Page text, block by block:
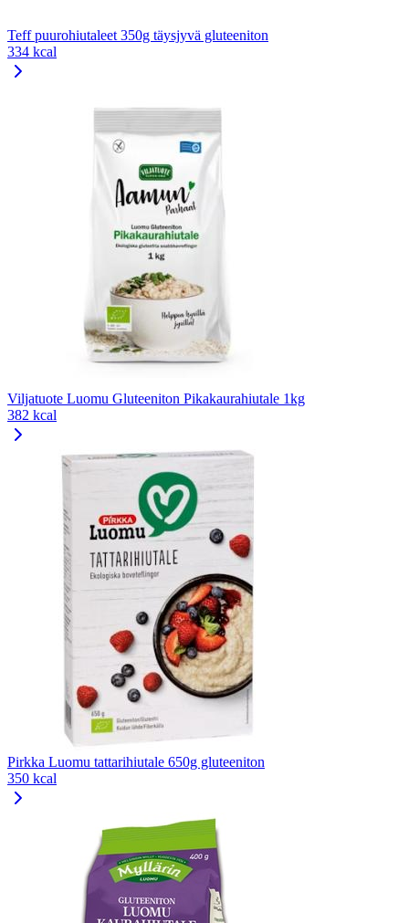
Teff puurohiutaleet 350g täysjyvä gluteeniton
334 kcal
Viljatuote Luomu Gluteeniton Pikakaurahiutale 1kg
382 kcal
Pirkka Luomu tattarihiutale 650g gluteeniton
350 kcal